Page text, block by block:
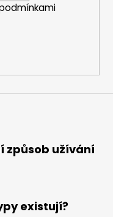
způsob užívání
existují?